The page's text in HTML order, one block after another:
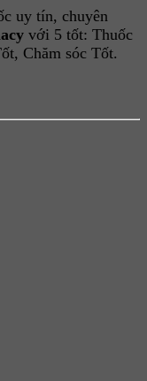
uy tín, chuyên
với 5 tốt: Thuốc
Chăm sóc Tốt.